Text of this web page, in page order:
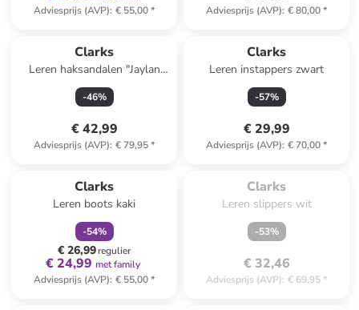
Adviesprijs (AVP): € 55,00* Adviesprijs (AVP): € 80,00*
Clarks
Leren haksandalen "Jaylan
Ray" lichtgrijs
-46%
€ 42,99
Adviesprijs (AVP): € 79,95*
Clarks
Leren instappers zwart
-57%
€ 29,99
Adviesprijs (AVP): € 70,00*
Clarks
Leren boots kaki
-54%
€ 26,99regulier
€ 24,99 met family
Adviesprijs (AVP): € 55,00*
uitverkocht.
Clarks
Leren slippers wit
-53%
€ 32,46
Adviesprijs (AVP): € 69,95*